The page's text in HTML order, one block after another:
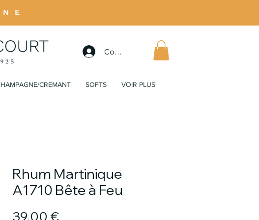
Connexion
CREMANT SOFTS VOIR PLUS
Rhum Martinique
A1710 Bête à Feu
39,00 €Prix